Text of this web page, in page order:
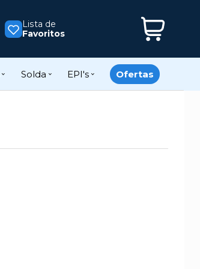
Lista de
Favoritos
Solda EPI's Ofertas